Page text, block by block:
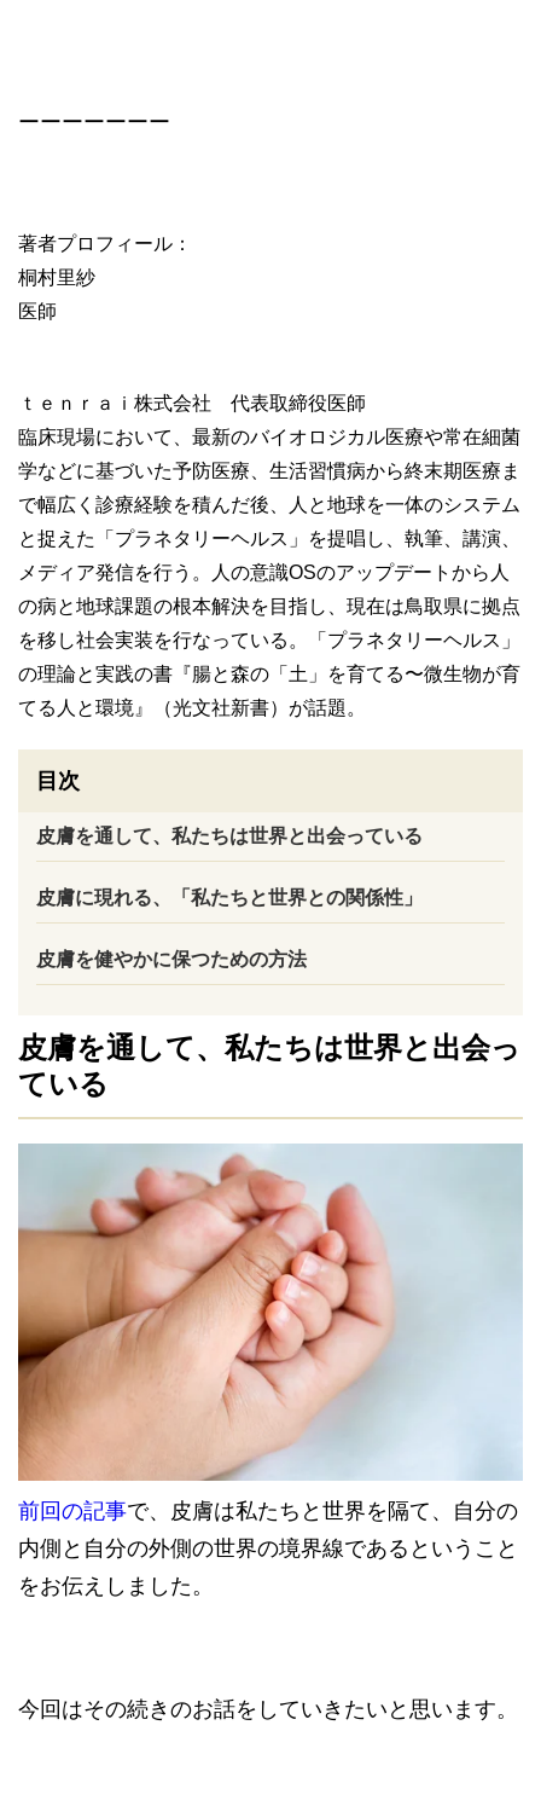
ーーーーーーー
著者プロフィール：
桐村里紗
医師
ｔｅｎｒａｉ株式会社 代表取締役医師
臨床現場において、最新のバイオロジカル医療や常在細菌
学などに基づいた予防医療、生活習慣病から終末期医療ま
で幅広く診療経験を積んだ後、人と地球を一体のシステム
と捉えた「プラネタリーヘルス」を提唱し、執筆、講演、
メディア発信を行う。人の意識OSのアップデートから人
の病と地球課題の根本解決を目指し、現在は鳥取県に拠点
を移し社会実装を行なっている。「プラネタリーヘルス」
の理論と実践の書『腸と森の「土」を育てる〜微生物が育
てる人と環境』（光文社新書）が話題。
目次
皮膚を通して、私たちは世界と出会っている
皮膚に現れる、「私たちと世界との関係性」
皮膚を健やかに保つための方法
皮膚を通して、私たちは世界と出会っ
ている
前回の記事で、皮膚は私たちと世界を隔て、自分の
内側と自分の外側の世界の境界線であるということ
をお伝えしました。
今回はその続きのお話をしていきたいと思います。